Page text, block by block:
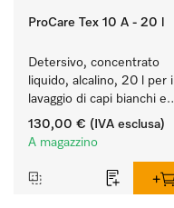
ProCare Tex 10 A - 20 l
Detersivo, concentrato
liquido, alcalino, 20 l per il
lavaggio di capi bianchi e
colorati resistenti.
130,00 € (IVA esclusa)
A magazzino